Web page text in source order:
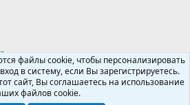
и правила
файлы cookie, чтобы персонализировать
в систему, если Вы зарегистрируетесь.
сайт, Вы соглашаетесь на использование
файлов cookie.